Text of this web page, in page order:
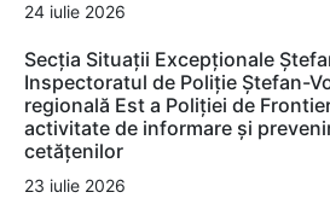
24 iulie 2026
Secția Situații Excepționale
Inspectoratul de Poliție Ștefan-
regională Est a Poliției de
activitate de informare și
cetățenilor
23 iulie 2026